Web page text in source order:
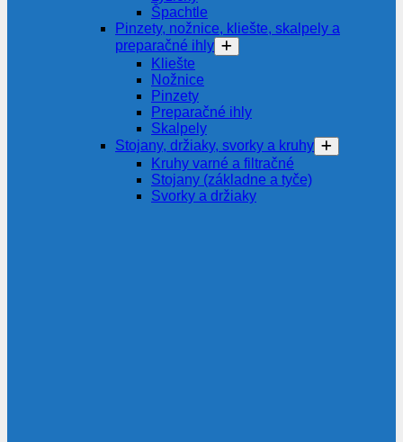
Špachtle
Pinzety, nožnice, kliešte, skalpely a
preparačné ihly
Kliešte
Nožnice
Pinzety
Preparačné ihly
Skalpely
Stojany, držiaky, svorky a kruhy
Kruhy varné a filtračné
Stojany (základne a tyče)
Svorky a držiaky